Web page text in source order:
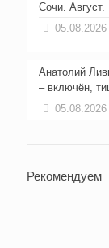
Сочи.
05.08.2026
Анатолий
– включён,
05.08.2026
Рекомендуем